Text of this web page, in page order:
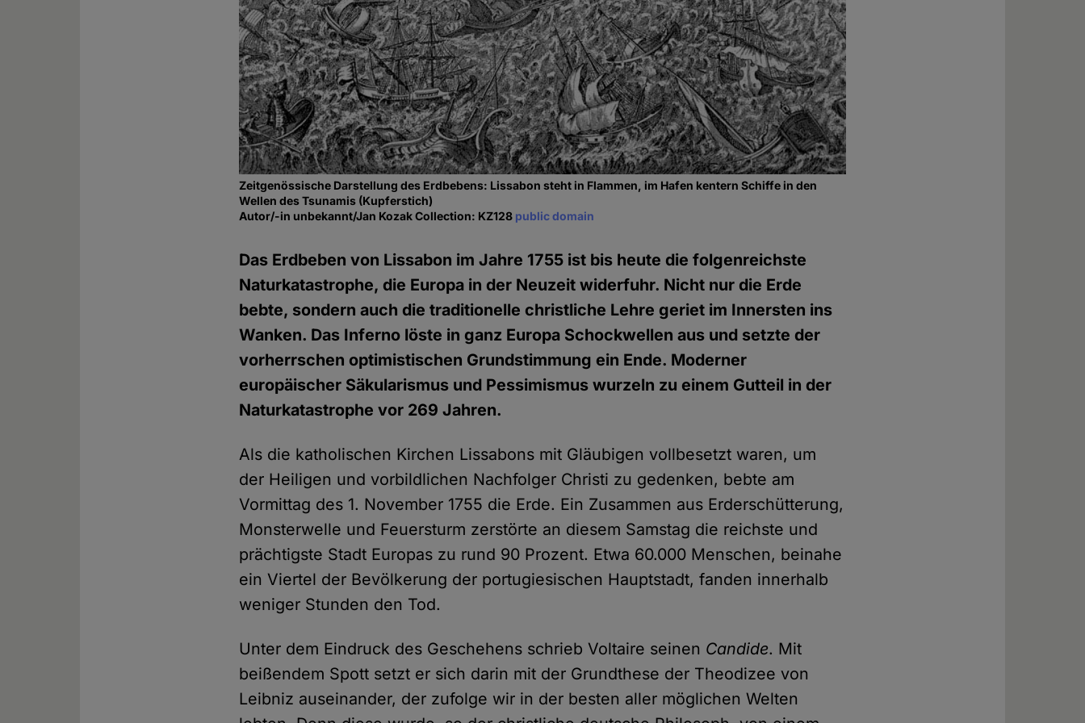
Zeitgenössische Darstellung des Erdbebens: Lissabon steht in Flammen, im Hafen kentern Schiffe in den
Wellen des Tsunamis (Kupferstich)
Autor/-in unbekannt/Jan Kozak Collection: KZ128 public domain
Das Erdbeben von Lissabon im Jahre 1755 ist bis heute die folgenreichste
Naturkatastrophe, die Europa in der Neuzeit widerfuhr. Nicht nur die Erde
bebte, sondern auch die traditionelle christliche Lehre geriet im Innersten ins
Wanken. Das Inferno löste in ganz Europa Schockwellen aus und setzte der
vorherrschen optimistischen Grundstimmung ein Ende. Moderner
europäischer Säkularismus und Pessimismus wurzeln zu einem Gutteil in der
Naturkatastrophe vor 269 Jahren.
Als die katholischen Kirchen Lissabons mit Gläubigen vollbesetzt waren, um
der Heiligen und vorbildlichen Nachfolger Christi zu gedenken, bebte am
Vormittag des 1. November 1755 die Erde. Ein Zusammen aus Erderschütterung,
Monsterwelle und Feuersturm zerstörte an diesem Samstag die reichste und
prächtigste Stadt Europas zu rund 90 Prozent. Etwa 60.000 Menschen, beinahe
ein Viertel der Bevölkerung der portugiesischen Hauptstadt, fanden innerhalb
weniger Stunden den Tod.
Unter dem Eindruck des Geschehens schrieb Voltaire seinen Candide. Mit
beißendem Spott setzt er sich darin mit der Grundthese der Theodizee von
Leibniz auseinander, der zufolge wir in der besten aller möglichen Welten